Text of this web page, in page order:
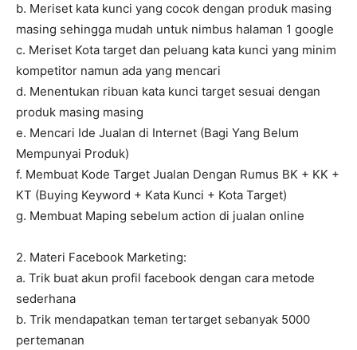
b. Meriset kata kunci yang cocok dengan produk masing
masing sehingga mudah untuk nimbus halaman 1 google
c. Meriset Kota target dan peluang kata kunci yang minim
kompetitor namun ada yang mencari
d. Menentukan ribuan kata kunci target sesuai dengan
produk masing masing
e. Mencari Ide Jualan di Internet (Bagi Yang Belum
Mempunyai Produk)
f. Membuat Kode Target Jualan Dengan Rumus BK + KK +
KT (Buying Keyword + Kata Kunci + Kota Target)
g. Membuat Maping sebelum action di jualan online
2. Materi Facebook Marketing:
a. Trik buat akun profil facebook dengan cara metode
sederhana
b. Trik mendapatkan teman tertarget sebanyak 5000
pertemanan